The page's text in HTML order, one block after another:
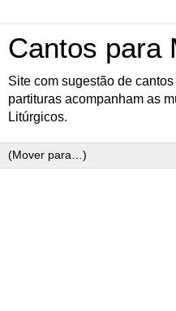
Cantos para
Site com sugestão de
partituras acompanham as
Litúrgicos.